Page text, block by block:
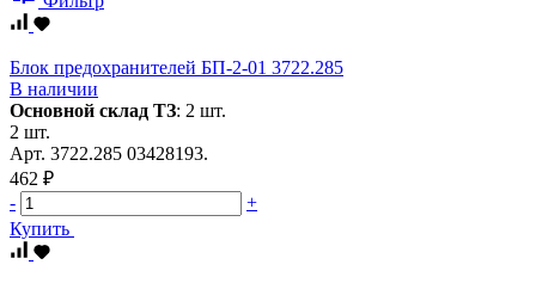
Блок предохранителей БП-2-01 3722.285
В наличии
Основной склад ТЗ: 2 шт.
2 шт.
Арт. 3722.285 03428193.
462 ₽
-
+
Купить